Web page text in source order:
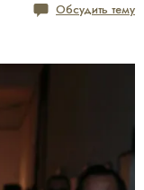
Обсудить тему